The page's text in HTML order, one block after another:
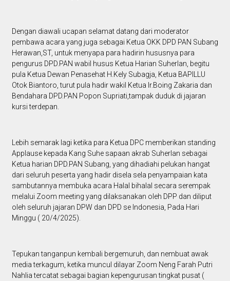
Dengan diawali ucapan selamat datang dari moderator
pembawa acara yang juga sebagai Ketua OKK DPD PAN Subang
Herawan,ST, untuk menyapa para hadirin hususnya para
pengurus DPD.PAN wabil husus Ketua Harian Suherlan, begitu
pula Ketua Dewan Penasehat H.Kely Subagja, Ketua BAPILLU
Otok Biantoro, turut pula hadir wakil Ketua Ir.Boing Zakaria dan
Bendahara DPD.PAN Popon Supriati,tampak duduk di jajaran
kursi terdepan.
Lebih semarak lagi ketika para Ketua DPC memberikan standing
Applause kepada Kang Suhe sapaan akrab Suherlan sebagai
Ketua harian DPD.PAN Subang, yang dihadiahi pelukan hangat
dari seluruh peserta yang hadir disela sela penyampaian kata
sambutannya membuka acara Halal bihalal secara serempak
melalui Zoom meeting yang dilaksanakan oleh DPP dan diliput
oleh seluruh jajaran DPW dan DPD se Indonesia, Pada Hari
Minggu ( 20/4/2025).
Tepukan tanganpun kembali bergemuruh, dan nembuat awak
media terkagum, ketika muncul dilayar Zoom Neng Farah Putri
Nahlia tercatat sebagai bagian kepengurusan tingkat pusat (